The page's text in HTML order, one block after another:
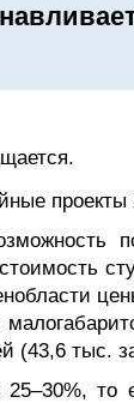
(43,6 тыс.
то